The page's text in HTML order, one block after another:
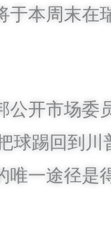
本周末在
开市场委
球踢回到
一途径是